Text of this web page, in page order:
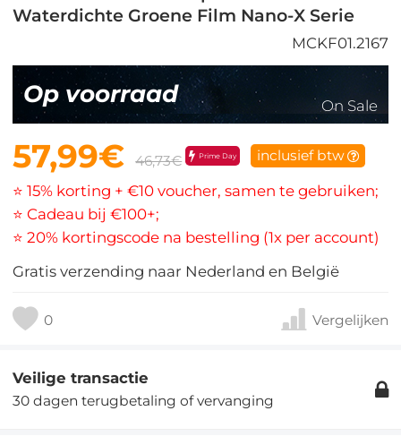
Waterdichte Groene Film Nano-X Serie
MCKF01.2167
Op voorraad On Sale
57,99€ 46,73€ Prime Day inclusief btw
⭐ 15% korting + €10 voucher, samen te gebruiken;
⭐ Cadeau bij €100+;
⭐ 20% kortingscode na bestelling (1x per account)
Gratis verzending naar Nederland en België
0 Vergelijken
Veilige transactie
30 dagen terugbetaling of vervanging